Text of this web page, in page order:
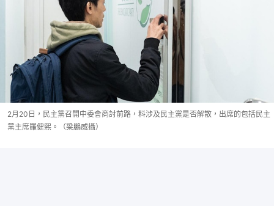
2月20日，民主黨召開中委會商討前路，料涉及民主黨是否解散，出席的包括民主
黨主席羅健熙。（梁鵬威攝）